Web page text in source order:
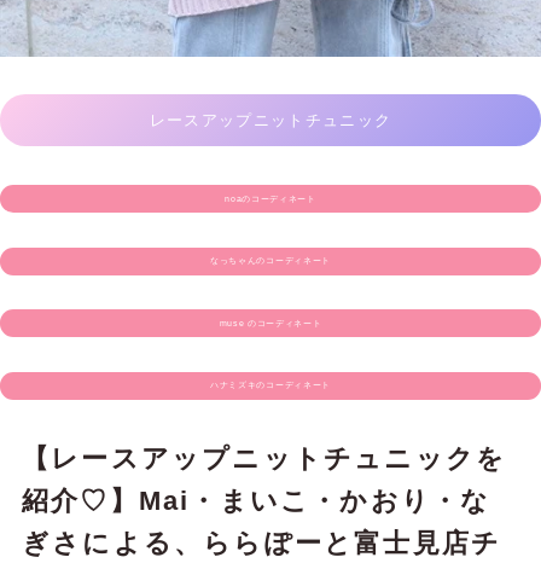
レースアップニットチュニック
noaのコーディネート
なっちゃんのコーディネート
muse のコーディネート
ハナミズキのコーディネート
【レースアップニットチュニックを
紹介♡】Mai・まいこ・かおり・な
ぎさによる、ららぽーと富士見店チ